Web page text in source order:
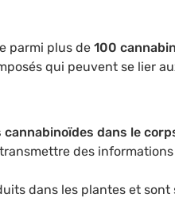
parmi plus de 100
qui peuvent se lier
dans le
des
dans les plantes et sont